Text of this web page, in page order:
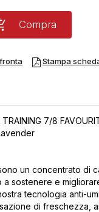
Stampa
Compra
TRAINING 7/8
un concentrato di
a sostenere e
tecnologia anti-
di freschezza,